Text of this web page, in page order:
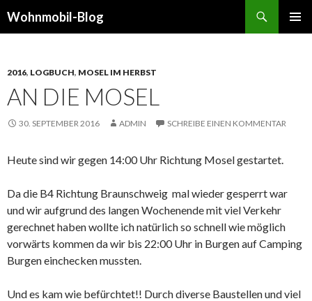
Wohnmobil-Blog
2016, LOGBUCH, MOSEL IM HERBST
AN DIE MOSEL
30. SEPTEMBER 2016 ADMIN SCHREIBE EINEN KOMMENTAR
Heute sind wir gegen 14:00 Uhr Richtung Mosel gestartet.
Da die B4 Richtung Braunschweig mal wieder gesperrt war
und wir aufgrund des langen Wochenende mit viel Verkehr
gerechnet haben wollte ich natürlich so schnell wie möglich
vorwärts kommen da wir bis 22:00 Uhr in Burgen auf Camping
Burgen einchecken mussten.
Und es kam wie befürchtet!! Durch diverse Baustellen und viel